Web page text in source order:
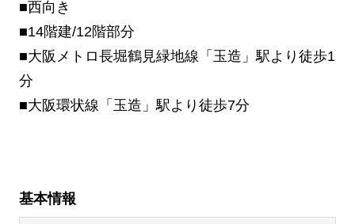
■西向き
■14階建/12階部分
■大阪メトロ長堀鶴見緑地線「玉造」駅より徒歩1
分
■大阪環状線「玉造」駅より徒歩7分
基本情報